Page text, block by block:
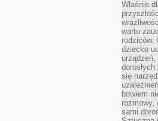
Właśnie
warto
rodziców.
dziecko
się
bowiem
rozmowy,
sami